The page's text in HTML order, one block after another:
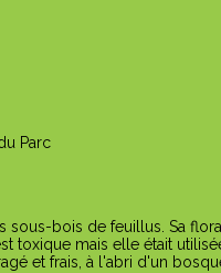
Parc
sous-bois de feuillus. Sa
toxique mais elle était
et frais, à l'abri d'un